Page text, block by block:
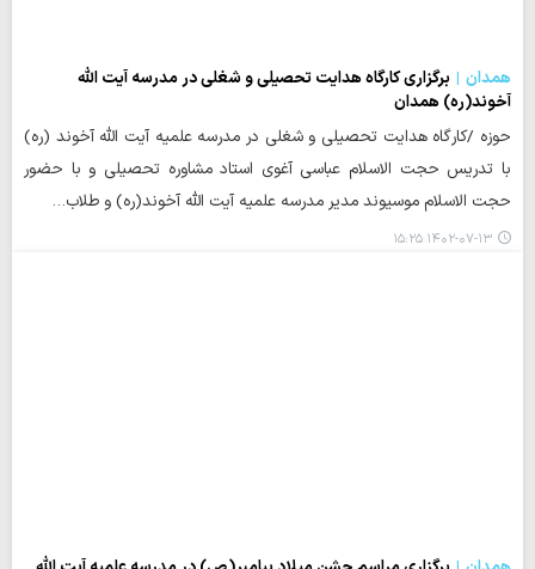
همدان
برگزاری کارگاه هدایت تحصیلی و شغلی در مدرسه آیت الله
آخوند(ره) همدان
حوزه /کارگاه هدایت تحصیلی و شغلی در مدرسه علمیه آیت الله آخوند (ره)
با تدریس حجت الاسلام عباسی آغوی استاد مشاوره تحصیلی و با حضور
حجت الاسلام موسیوند مدیر مدرسه علمیه آیت الله آخوند(ره) و طلاب…
۱۴۰۲-۰۷-۱۳ ۱۵:۲۵